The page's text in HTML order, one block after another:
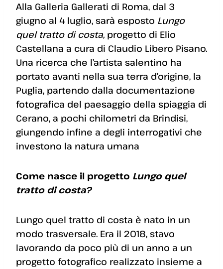
Alla Galleria Gallerati di Roma, dal 3
giugno al 4 luglio, sarà esposto Lungo
quel tratto di costa, progetto di Elio
Castellana a cura di Claudio Libero Pisano.
Una ricerca che l’artista salentino ha
portato avanti nella sua terra d’origine, la
Puglia, partendo dalla documentazione
fotografica del paesaggio della spiaggia di
Cerano, a pochi chilometri da Brindisi,
giungendo infine a degli interrogativi che
investono la natura umana
Come nasce il progetto Lungo quel
tratto di costa?
Lungo quel tratto di costa è nato in un
modo trasversale. Era il 2018, stavo
lavorando da poco più di un anno a un
progetto fotografico realizzato insieme a